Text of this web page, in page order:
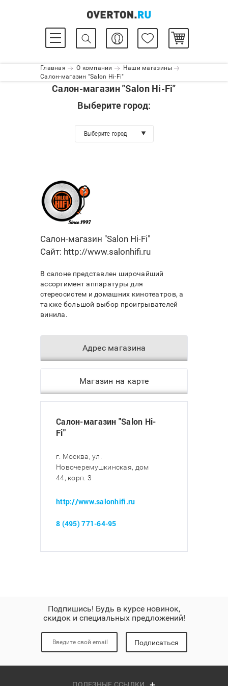
Главная О компании
Наши магазины
Салон-магазин "Salon Hi-Fi"
Салон-магазин "Salon Hi-Fi"
Выберите город:
Выберите город
Салон-магазин "Salon Hi-Fi"
Сайт: http://www.salonhifi.ru
В салоне представлен широчайший
ассортимент аппаратуры для
стереосистем и домашних кинотеатров, а
также большой выбор проигрывателей
винила.
Адрес магазина
Магазин на карте
Салон-магазин "Salon Hi-
Fi"
г. Москва, ул.
Новочеремушкинская, дом
44, корп. 3
http://www.salonhifi.ru
8 (495) 771-64-95
Подпишись! Будь в курсе новинок,
скидок и специальных предложений!
Подписаться